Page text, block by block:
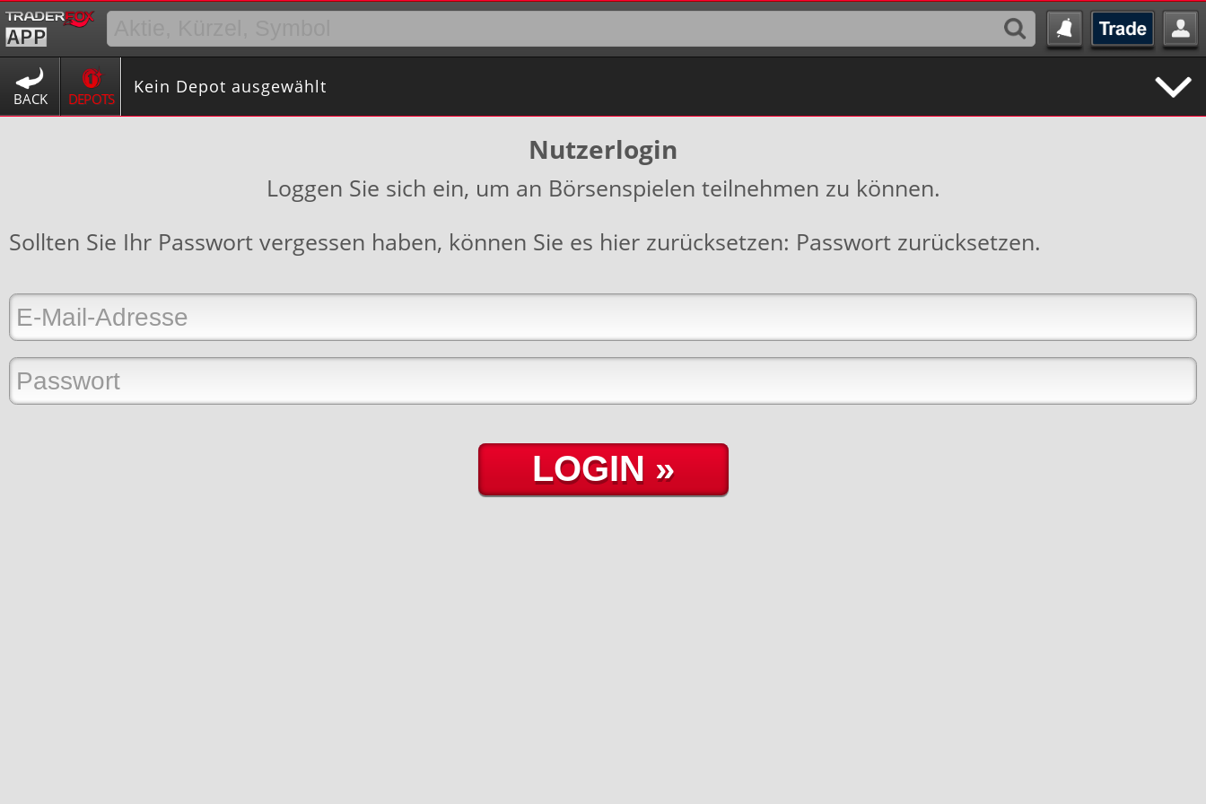
BACK DEPOTS
Kein Depot ausgewählt
Nutzerlogin
Loggen Sie sich ein, um an Börsenspielen teilnehmen zu können.
Sollten Sie Ihr Passwort vergessen haben, können Sie es hier zurücksetzen: Passwort zurücksetzen.